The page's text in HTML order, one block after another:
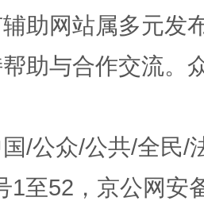
任有效落实
助网站属多元发
助与合作交流。
/公众/公共/全民/
1至52，京公网安